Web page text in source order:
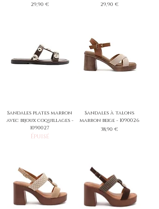
Prix
29,90 €
Prix
29,90 €
Sandales plates marron
avec bijoux coquillages -
1090027
Épuisé
Sandales à talons
marron beige - 1090026
Prix
38,90 €